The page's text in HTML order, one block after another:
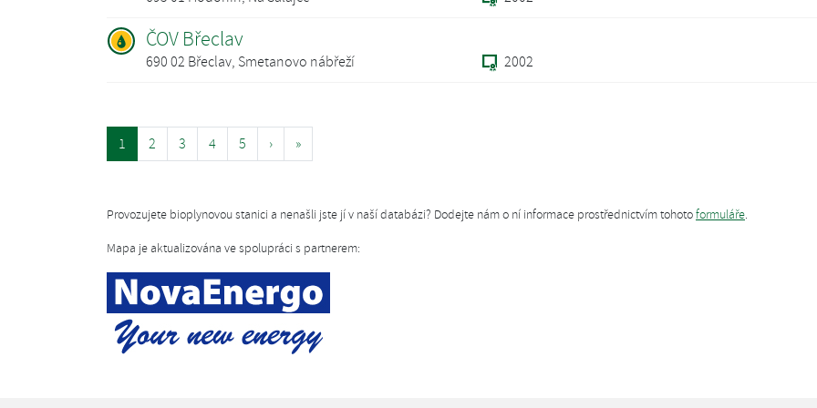
ČOV Břeclav
690 02 Břeclav, Smetanovo nábřeží 2002
1 2 3 4 5 › »
Provozujete bioplynovou stanici a nenašli jste jí v naší databázi? Dodejte nám o ní informace prostřednictvím tohotoformuláře.
Mapa je aktualizována ve spolupráci s partnerem: